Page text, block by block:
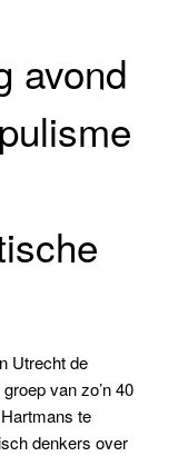
avond
Utrecht de
van zo’n 40
te
denkers over